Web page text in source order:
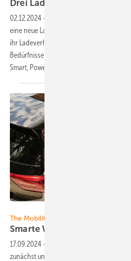
Drei Lademodi plus
02.12.2024 -
eine neue Ladelösung für E-Autos. Die
ihr Ladeverhalten dynamisch an die
Bedürfnisse des Haushalts an. Dafür
Smart, Power und Eco. Im Smart-Modus
The Mobility House
SmarteWallbox
17.09.2024 -
zunächst unidirektionales, zukünftig aber